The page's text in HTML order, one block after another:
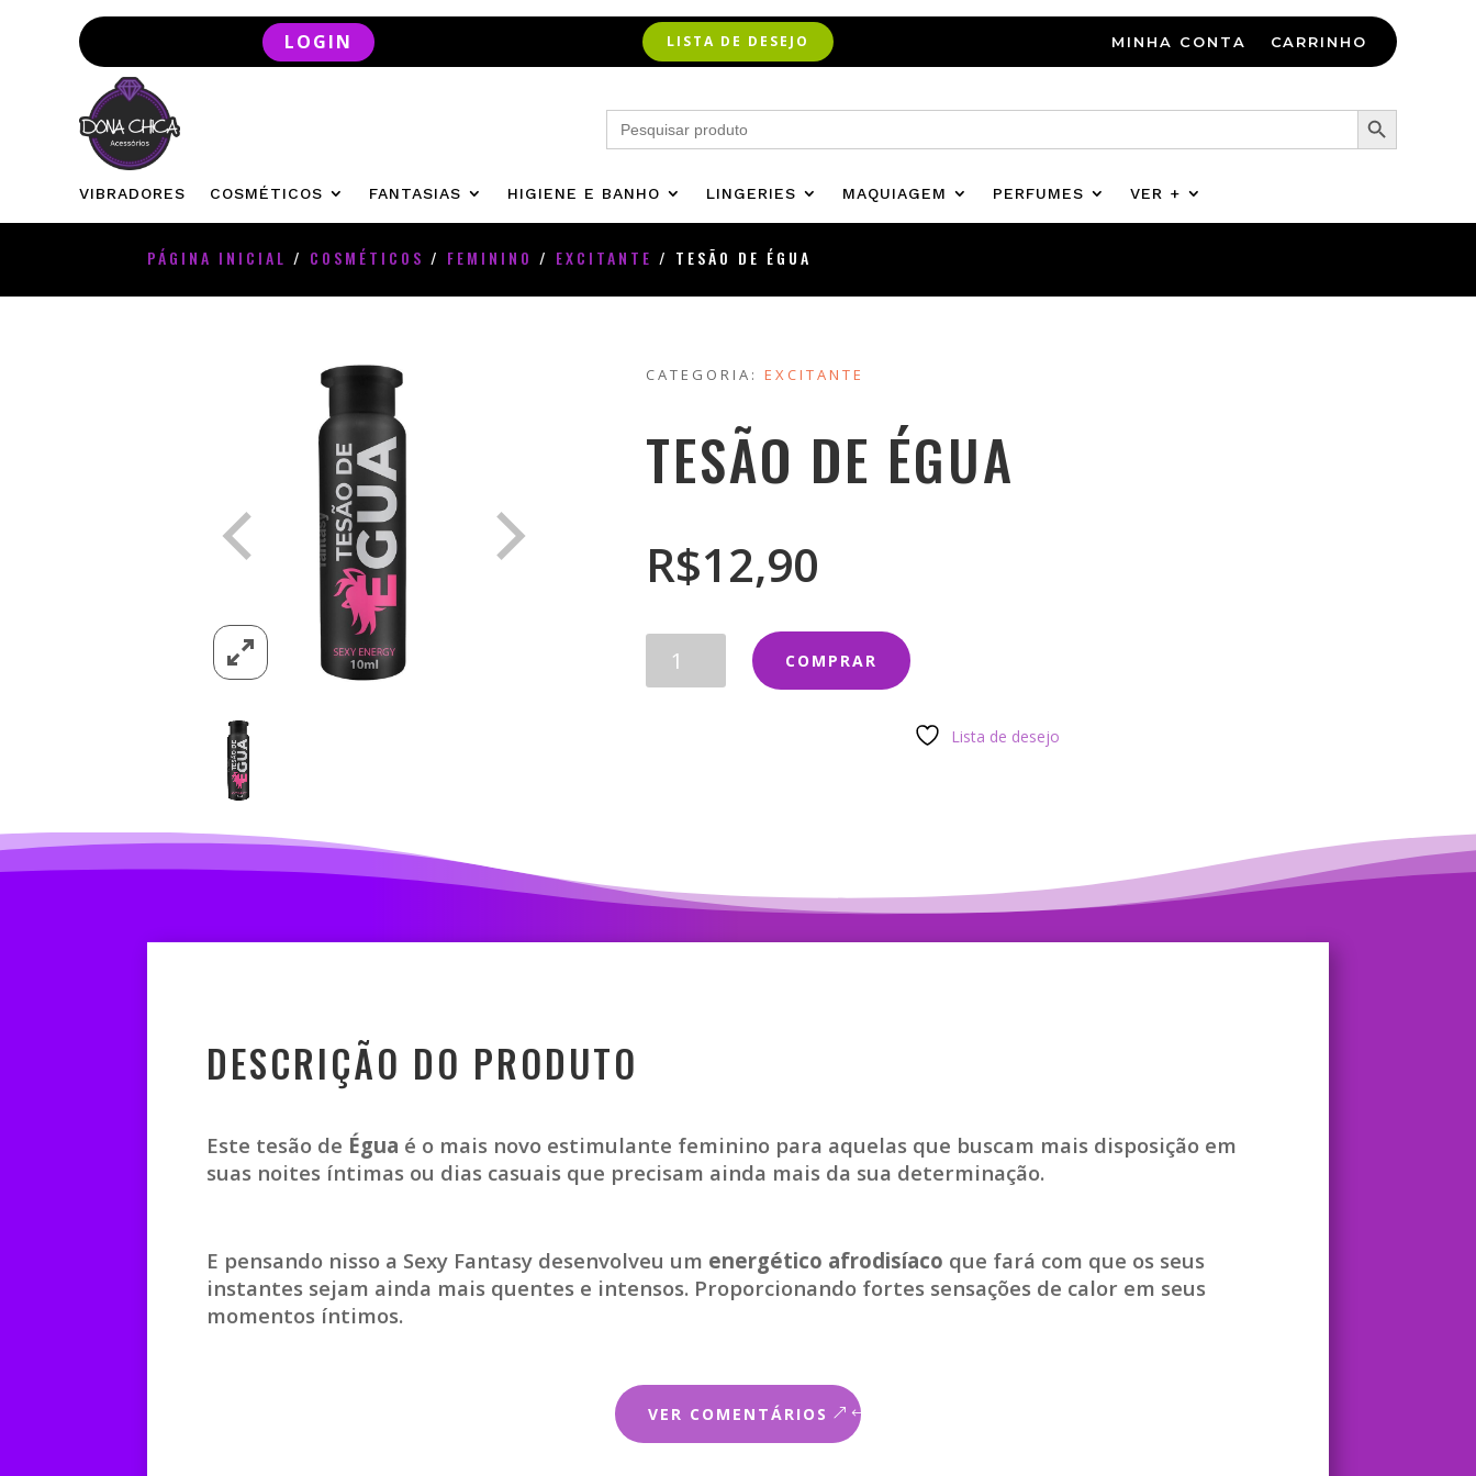
LOGIN LISTA DE DESEJO MINHA CONTA CARRINHO
Search
for:
Search Button
VIBRADORES COSMÉTICOS FANTASIAS HIGIENE E BANHO LINGERIES MAQUIAGEM PERFUMES VER +
PÁGINA INICIAL / COSMÉTICOS / FEMININO / EXCITANTE / TESÃO DE ÉGUA
CATEGORIA:EXCITANTE
TESÃO DE ÉGUA
R$12,90
ÉGUA
COMPRAR
Lista de desejo
DESCRIÇÃO DO PRODUTO
Este tesão de Égua é o mais novo estimulante feminino para aquelas que buscam mais disposição em
suas noites íntimas ou dias casuais que precisam ainda mais da sua determinação.
E pensando nisso a Sexy Fantasy desenvolveu um energético afrodisíaco que fará com que os seus
instantes sejam ainda mais quentes e intensos. Proporcionando fortes sensações de calor em seus
momentos íntimos.
VER COMENTÁRIOS